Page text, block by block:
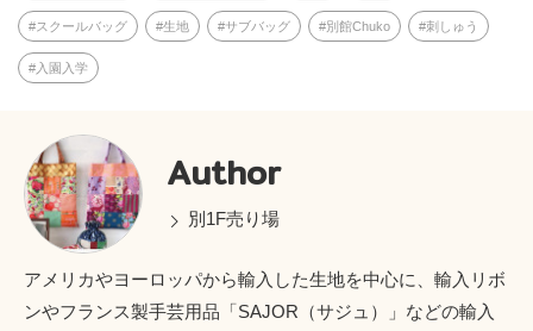
スクールバッグ 生地 サブバッグ 別館Chuko 刺しゅう
入園入学
Author
別1F売り場
アメリカやヨーロッパから輸入した生地を中心に、輸入リボ
ンやフランス製手芸用品「SAJOR（サジュ）」などの輸入